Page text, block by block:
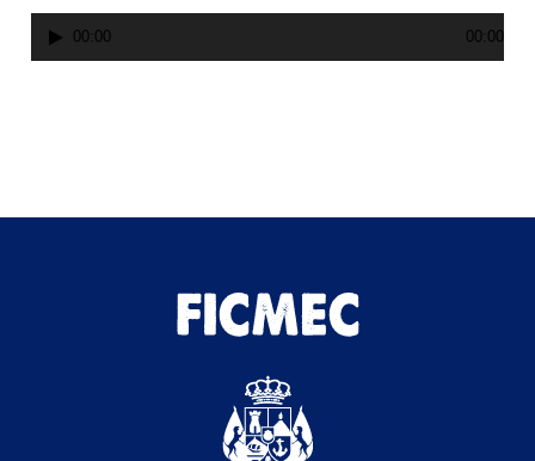
Reproductor
00:00 00:00